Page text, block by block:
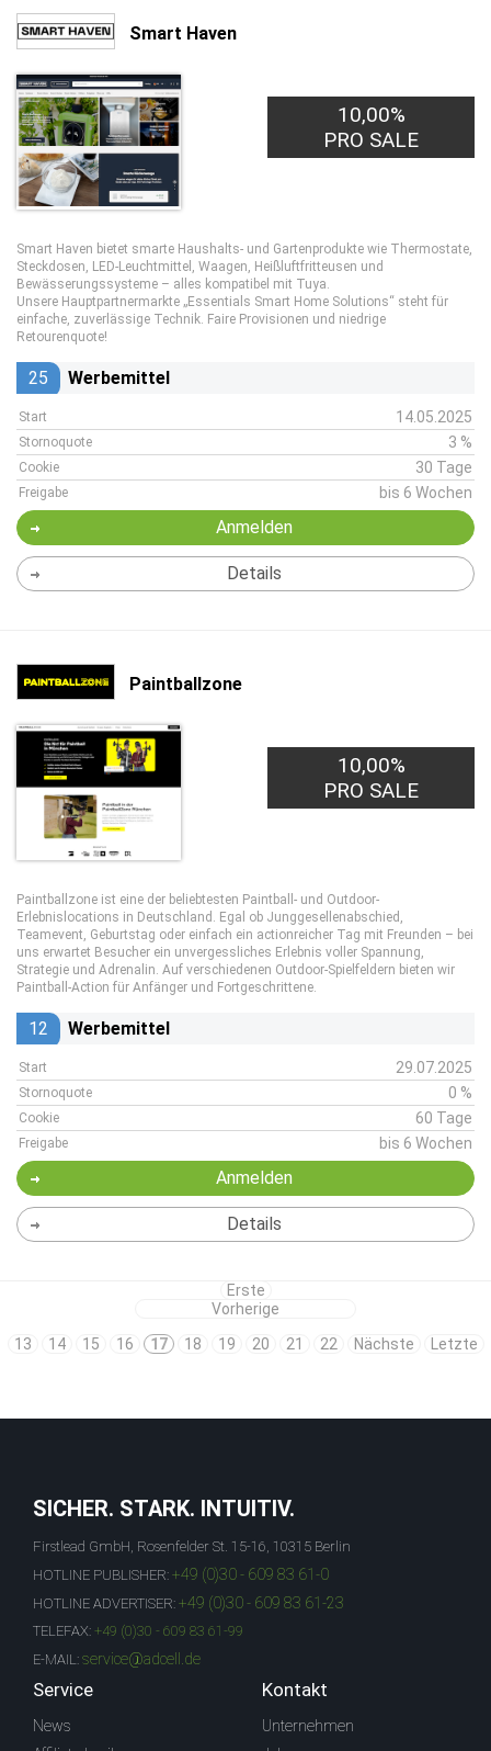
Smart Haven
10,00%
PRO SALE
Smart Haven bietet smarte Haushalts- und Gartenprodukte wie Thermostate,
Steckdosen, LED-Leuchtmittel, Waagen, Heißluftfritteusen und
Bewässerungssysteme – alles kompatibel mit Tuya.
Unsere Hauptpartnermarkte „Essentials Smart Home Solutions“ steht für
einfache, zuverlässige Technik. Faire Provisionen und niedrige
Retourenquote!
25 Werbemittel
Start 14.05.2025
Stornoquote 3 %
Cookie 30 Tage
Freigabe bis 6 Wochen
Anmelden
Details
Paintballzone
10,00%
PRO SALE
Paintballzone ist eine der beliebtesten Paintball- und Outdoor-
Erlebnislocations in Deutschland. Egal ob Junggesellenabschied,
Teamevent, Geburtstag oder einfach ein actionreicher Tag mit Freunden – bei
uns erwartet Besucher ein unvergessliches Erlebnis voller Spannung,
Strategie und Adrenalin. Auf verschiedenen Outdoor-Spielfeldern bieten wir
Paintball-Action für Anfänger und Fortgeschrittene.
12 Werbemittel
Start 29.07.2025
Stornoquote 0 %
Cookie 60 Tage
Freigabe bis 6 Wochen
Anmelden
Details
Erste
Vorherige
13
14 15 16 17 18 19 20 21 22 Nächste Letzte
SICHER. STARK. INTUITIV.
Firstlead GmbH, Rosenfelder St. 15-16, 10315 Berlin
HOTLINE PUBLISHER: +49 (0)30 - 609 83 61-0
HOTLINE ADVERTISER: +49 (0)30 - 609 83 61-23
TELEFAX: +49 (0)30 - 609 83 61-99
E-MAIL: service@adcell.de
Service
News
Kontakt
Unternehmen